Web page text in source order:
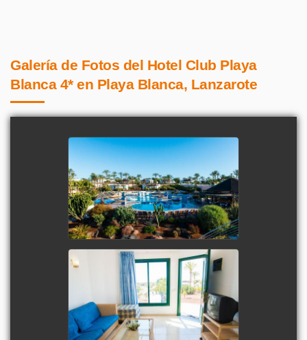
Galería de Fotos del Hotel Club Playa
Blanca 4* en Playa Blanca, Lanzarote